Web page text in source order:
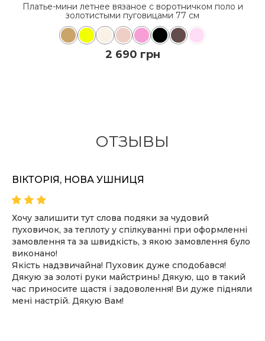
ПОДРОБНЕЕ
Платье-мини летнее вязаное с воротничком поло и
золотистыми пуговицами 77 см
2 690 грн
ОТЗЫВЫ
ВІКТОРІЯ, НОВА УШНИЦЯ
Хочу залишити тут слова подяки за чудовий
пуховичок, за теплоту у спілкуванні при оформленні
замовлення та за швидкість, з якою замовлення було
виконано!
Якість надзвичайна! Пуховик дуже сподобався!
Дякую за золоті руки майстринь! Дякую, що в такий
час приносите щастя і задоволення! Ви дуже підняли
мені настрій. Дякую Вам!